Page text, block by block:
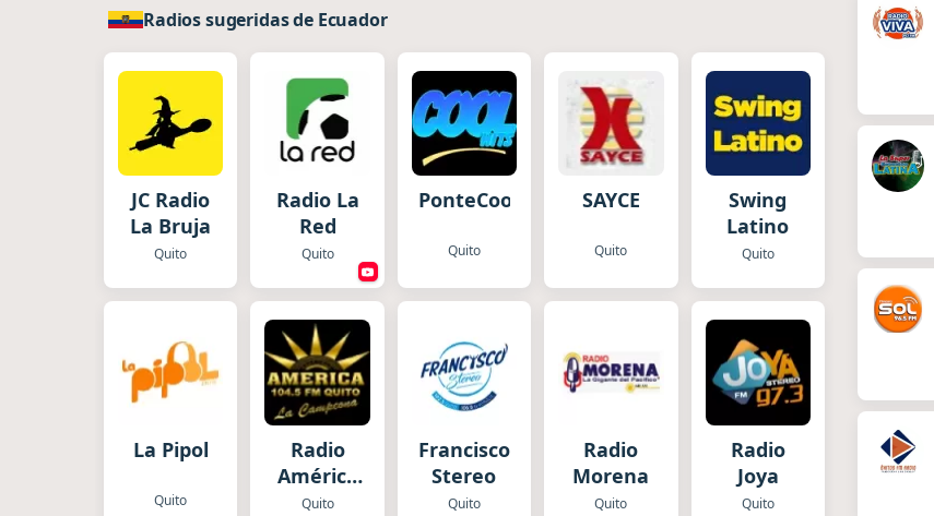
Radios sugeridas de Ecuador
JC Radio
La Bruja
Quito
Radio La
Red
Quito
PonteCool
Quito
SAYCE
Quito
Swing
Latino
Quito
La Pipol
Quito
Radio
América
Quito
Quito
Francisco
Stereo
Quito
Radio
Morena
Quito
Radio
Joya
Quito